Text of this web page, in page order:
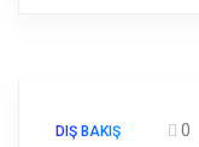
DIŞ BAKIŞ 0